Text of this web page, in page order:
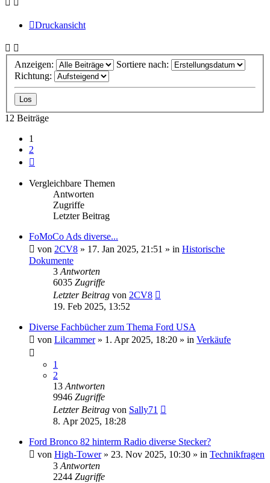
Druckansicht
Anzeigen:
Sortiere nach:
Richtung:
12 Beiträge
1
2
Vergleichbare Themen
Antworten
Zugriffe
Letzter Beitrag
FoMoCo Ads diverse...
von 2CV8 » 17. Jan 2025, 21:51 » in Historische
Dokumente
3 Antworten
6035 Zugriffe
Letzter Beitrag von 2CV8
19. Feb 2025, 13:52
Diverse Fachbücher zum Thema Ford USA
von Lilcammer» 1. Apr 2025, 18:20 » in Verkäufe
1
2
13 Antworten
9946 Zugriffe
Letzter Beitrag von Sally71
8. Apr 2025, 18:28
Ford Bronco 82 hinterm Radio diverse Stecker?
von High-Tower» 23. Nov 2025, 10:30 » in Technikfragen
3 Antworten
2244 Zugriffe